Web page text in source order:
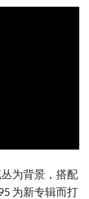
为背景，搭配
为新专辑而打